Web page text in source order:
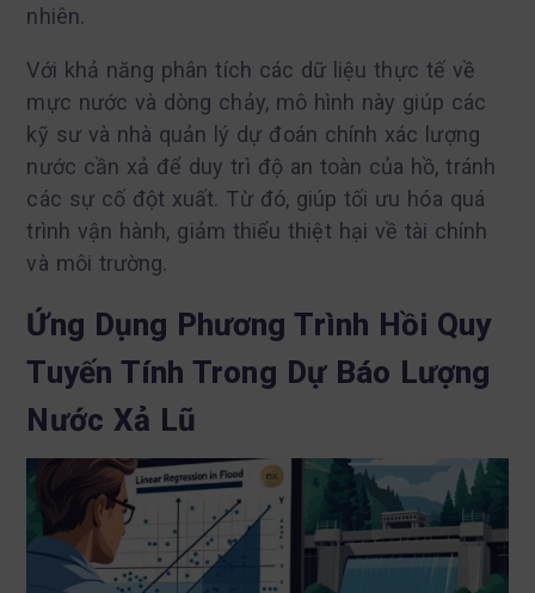
nhiên.
Với khả năng phân tích các dữ liệu thực tế về
mực nước và dòng chảy, mô hình này giúp các
kỹ sư và nhà quản lý dự đoán chính xác lượng
nước cần xả để duy trì độ an toàn của hồ, tránh
các sự cố đột xuất. Từ đó, giúp tối ưu hóa quá
trình vận hành, giảm thiểu thiệt hại về tài chính
và môi trường.
Ứng Dụng Phương Trình Hồi Quy
Tuyến Tính Trong Dự Báo Lượng
Nước Xả Lũ